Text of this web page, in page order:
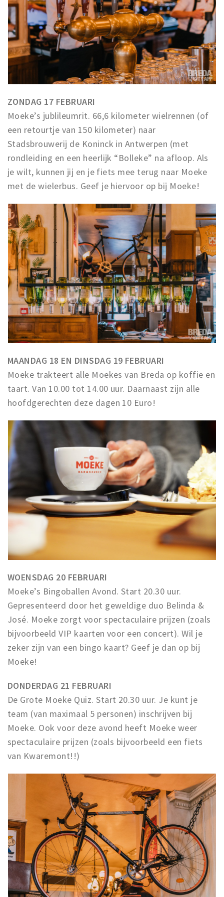
Musea, theaters & podia
Uitjes & activiteiten
Studentenroutes
Natuurgebieden
Party pics
Eten
Drinken
Slapen
Recreatief
Winkels
Winkelgebieden
Deals
Inloggen
ZONDAG 17 FEBRUARI
Moeke’s jublileumrit. 66,6 kilometer wielrennen (of
een retourtje van 150 kilometer) naar
Stadsbrouwerij de Koninck in Antwerpen (met
rondleiding en een heerlijk “Bolleke” na afloop. Als
je wilt, kunnen jij en je fiets mee terug naar Moeke
met de wielerbus. Geef je hiervoor op bij Moeke!
MAANDAG 18 EN DINSDAG 19 FEBRUARI
Moeke trakteert alle Moekes van Breda op koffie en
taart. Van 10.00 tot 14.00 uur. Daarnaast zijn alle
hoofdgerechten deze dagen 10 Euro!
WOENSDAG 20 FEBRUARI
Moeke’s Bingoballen Avond. Start 20.30 uur.
Gepresenteerd door het geweldige duo Belinda &
José. Moeke zorgt voor spectaculaire prijzen (zoals
bijvoorbeeld VIP kaarten voor een concert). Wil je
zeker zijn van een bingo kaart? Geef je dan op bij
Moeke!
DONDERDAG 21 FEBRUARI
De Grote Moeke Quiz. Start 20.30 uur. Je kunt je
team (van maximaal 5 personen) inschrijven bij
Moeke. Ook voor deze avond heeft Moeke weer
spectaculaire prijzen (zoals bijvoorbeeld een fiets
van Kwaremont!!)